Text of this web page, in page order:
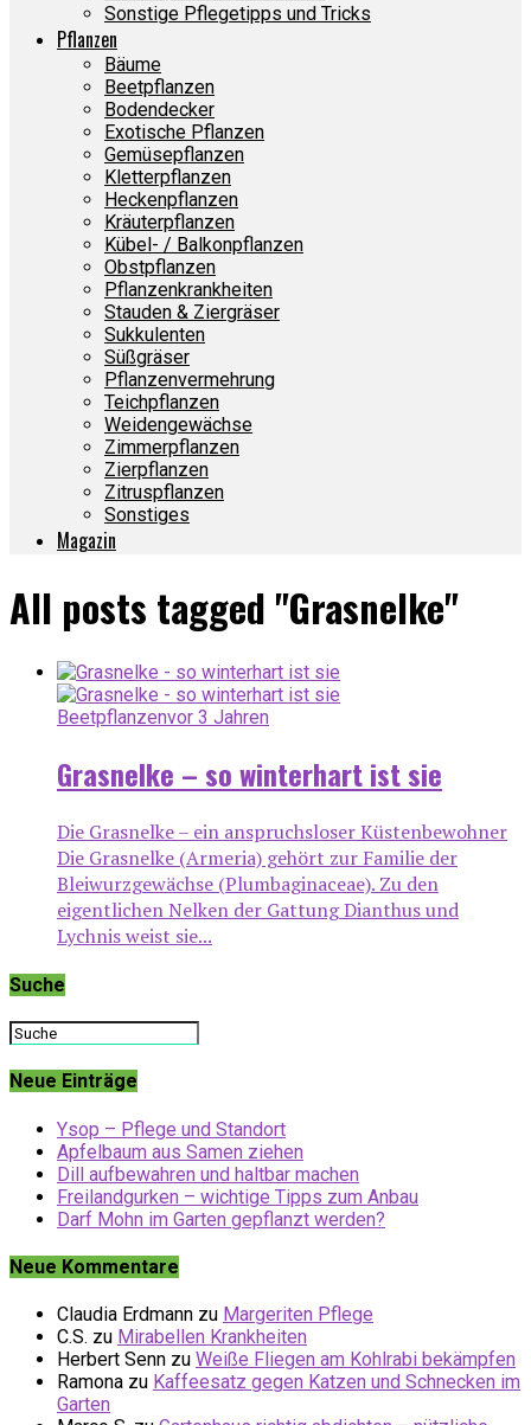
Sonstige Pflegetipps und Tricks
Pflanzen
Bäume
Beetpflanzen
Bodendecker
Exotische Pflanzen
Gemüsepflanzen
Kletterpflanzen
Heckenpflanzen
Kräuterpflanzen
Kübel- / Balkonpflanzen
Obstpflanzen
Pflanzenkrankheiten
Stauden & Ziergräser
Sukkulenten
Süßgräser
Pflanzenvermehrung
Teichpflanzen
Weidengewächse
Zimmerpflanzen
Zierpflanzen
Zitruspflanzen
Sonstiges
Magazin
All posts tagged "Grasnelke"
Beetpflanzenvor 3 Jahren
Grasnelke – so winterhart ist sie
Die Grasnelke – ein anspruchsloser Küstenbewohner
Die Grasnelke (Armeria) gehört zur Familie der
Bleiwurzgewächse (Plumbaginaceae). Zu den
eigentlichen Nelken der Gattung Dianthus und
Lychnis weist sie...
Suche
Neue Einträge
Ysop – Pflege und Standort
Apfelbaum aus Samen ziehen
Dill aufbewahren und haltbar machen
Freilandgurken – wichtige Tipps zum Anbau
Darf Mohn im Garten gepflanzt werden?
Neue Kommentare
Claudia Erdmann zu Margeriten Pflege
C.S. zu Mirabellen Krankheiten
Herbert Senn zu Weiße Fliegen am Kohlrabi bekämpfen
Ramona zu Kaffeesatz gegen Katzen und Schnecken im
Garten